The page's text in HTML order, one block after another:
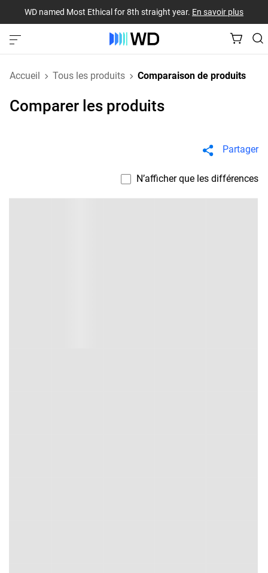
WD named Most Ethical for 8th straight year. En savoir plus
Accueil Tous les produits Comparaison de produits
Comparer les produits
Partager
N’afficher que les différences